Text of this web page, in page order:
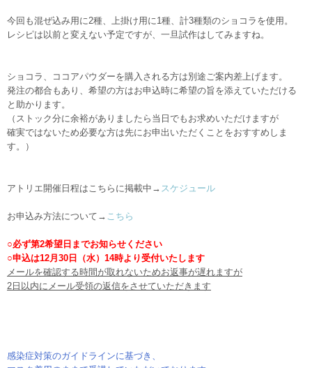
今回も混ぜ込み用に2種、上掛け用に1種、計3種類のショコラを使用。
レシピは以前と変えない予定ですが、一旦試作はしてみますね。
ショコラ、ココアパウダーを購入される方は別途ご案内差上げます。
発注の都合もあり、希望の方はお申込時に希望の旨を添えていただける
と助かります。
（ストック分に余裕がありましたら当日でもお求めいただけますが
確実ではないため必要な方は先にお申出いただくことをおすすめしま
す。）
アトリエ開催日程はこちらに掲載中→ スケジュール
お申込み方法について→ こちら
○必ず第2希望日までお知らせください
○申込は12月30日（水）14時より受付いたします
メールを確認する時間が取れないためお返事が遅れますが
2日以内にメール受領の返信をさせていただきます
感染症対策のガイドラインに基づき、